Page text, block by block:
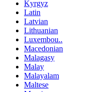
Kyrgyz
Latin
Latvian
Lithuanian
Luxembou..
Macedonian
Malagasy
Malay
Malayalam
Maltese